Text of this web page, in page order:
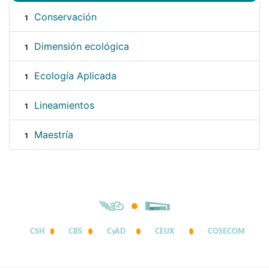
1 Conservación
1 Dimensión ecológica
1 Ecología Aplicada
1 Lineamientos
1 Maestría
CSH CBS CyAD CEUX COSECOM